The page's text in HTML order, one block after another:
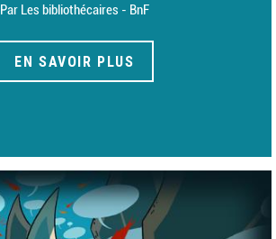
Par Les bibliothécaires - BnF
EN SAVOIR PLUS